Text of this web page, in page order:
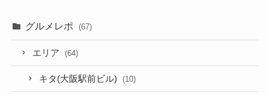
グルメレポ (67)
エリア (64)
キタ(大阪駅前ビル) (10)